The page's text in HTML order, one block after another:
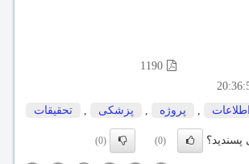
1190
اطلاعات , پروژه , پزشكی , تحقیقات
(0)
(0)